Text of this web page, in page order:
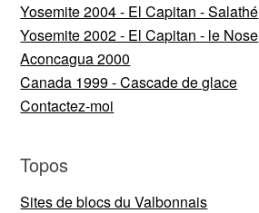
Yosemite 2004 - El Capitan - Salathé
Yosemite 2002 - El Capitan - le Nose
Aconcagua 2000
Canada 1999 - Cascade de glace
Contactez-moi
Topos
Sites de blocs du Valbonnais